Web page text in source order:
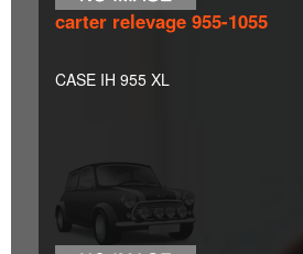
carter relevage 955-1055
CASE IH 955 XL